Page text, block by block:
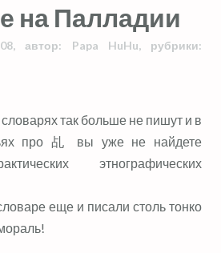
на Палладии
, автор: Papa HuHu,рубрики:
про 乩 вы уже не найдете
этнографических
еще и писали столь тонко